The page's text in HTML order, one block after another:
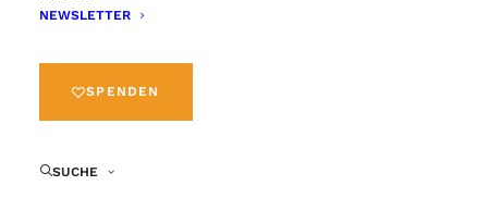
NEWSLETTER
SPENDEN
SUCHE
einen Schleier